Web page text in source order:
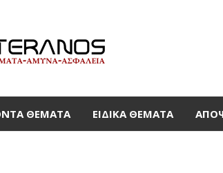
ΘΈΜΑΤΑ ΕΙΔΙΚΆ ΘΈΜΑΤΑ